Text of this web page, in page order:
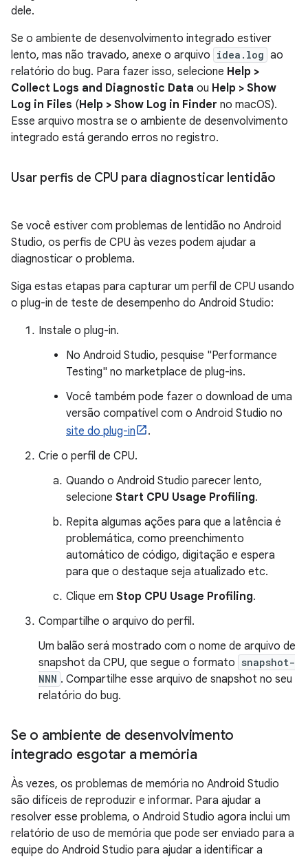
dele.
Se o ambiente de desenvolvimento integrado estiver
lento, mas não travado, anexe o arquivo idea.log ao
relatório do bug. Para fazer isso, selecione Help >
Collect Logs and Diagnostic Data ou Help > Show
Log in Files (Help > Show Log in Finder no macOS).
Esse arquivo mostra se o ambiente de desenvolvimento
integrado está gerando erros no registro.
Usar perfis de CPU para diagnosticar lentidão
Se você estiver com problemas de lentidão no Android
Studio, os perfis de CPU às vezes podem ajudar a
diagnosticar o problema.
Siga estas etapas para capturar um perfil de CPU usando
o plug-in de teste de desempenho do Android Studio:
Instale o plug-in.
No Android Studio, pesquise "Performance
Testing" no marketplace de plug-ins.
Você também pode fazer o download de uma
versão compatível com o Android Studio no
site do plug-in
.
Crie o perfil de CPU.
Quando o Android Studio parecer lento,
selecione Start CPU Usage Profiling.
Repita algumas ações para que a latência é
problemática, como preenchimento
automático de código, digitação e espera
para que o destaque seja atualizado etc.
Clique em Stop CPU Usage Profiling.
Compartilhe o arquivo do perfil.
Um balão será mostrado com o nome de arquivo de
snapshot da CPU, que segue o formato snapshot-
NNN . Compartilhe esse arquivo de snapshot no seu
relatório do bug.
Se o ambiente de desenvolvimento
integrado esgotar a memória
Às vezes, os problemas de memória no Android Studio
são difíceis de reproduzir e informar. Para ajudar a
resolver esse problema, o Android Studio agora inclui um
relatório de uso de memória que pode ser enviado para a
equipe do Android Studio para ajudar a identificar a